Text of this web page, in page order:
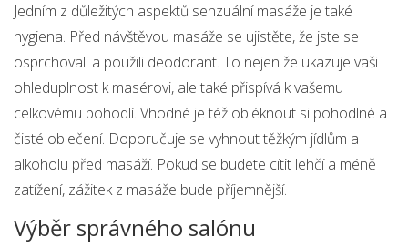
Jedním z důležitých aspektů senzuální masáže je také
hygiena. Před návštěvou masáže se ujistěte, že jste se
osprchovali a použili deodorant. To nejen že ukazuje vaši
ohleduplnost k masérovi, ale také přispívá k vašemu
celkovému pohodlí. Vhodné je též obléknout si pohodlné a
čisté oblečení. Doporučuje se vyhnout těžkým jídlům a
alkoholu před masáží. Pokud se budete cítit lehčí a méně
zatížení, zážitek z masáže bude příjemnější.
Výběr správného salónu